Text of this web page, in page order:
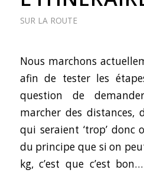
SUR LA ROUTE
Nous marchons
afin de tester les
question de
marcher des distances,
qui seraient ‘trop’
du principe que si on
kg, c’est que c’est